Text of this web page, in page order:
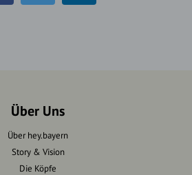
Über Uns
Über hey.bayern
Story & Vision
Die Köpfe